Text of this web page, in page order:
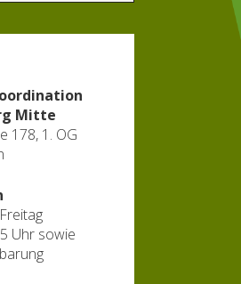
Mitte
178, 1. OG
Uhr sowie